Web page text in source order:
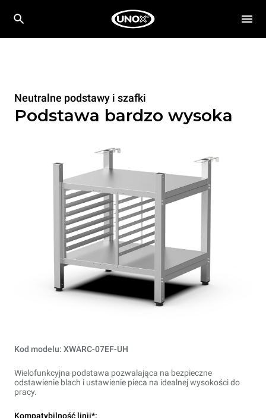
Neutralne podstawy i szafki
Podstawa bardzo wysoka
Kod modelu: XWARC-07EF-UH
Wielofunkcyjna podstawa pozwalająca na bezpieczne
odstawienie blach i ustawienie pieca na idealnej wysokości do
pracy.
Kompatybilność linii*: